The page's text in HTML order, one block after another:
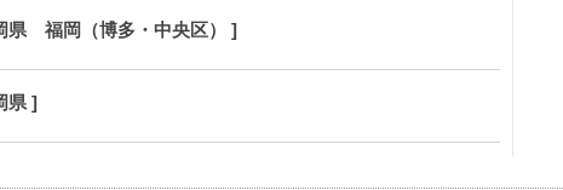
県 福岡（博多・中央区） ]
県 ]